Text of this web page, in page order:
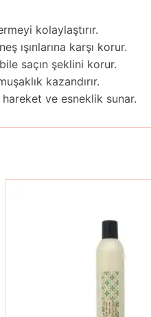
kolaylaştırır.
ışınlarına karşı korur.
saçın şeklini korur.
kazandırır.
ve esneklik sunar.